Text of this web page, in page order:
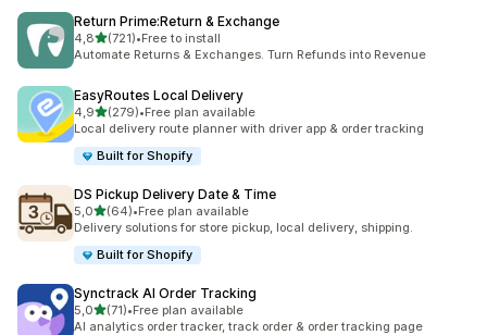
Return Prime:Return & Exchange
4,8de 5 estrelas
(721)
721 total de avaliações
•Free to install
Automate Returns & Exchanges. Turn Refunds into Revenue
EasyRoutes Local Delivery
4,9de 5 estrelas
(279)
279 total de avaliações
•Free plan available
Local delivery route planner with driver app & order tracking
Built for Shopify
DS Pickup Delivery Date & Time
5,0de 5 estrelas
(64)
64 total de avaliações
•Free plan available
Delivery solutions for store pickup, local delivery, shipping.
Built for Shopify
Synctrack AI Order Tracking
5,0de 5 estrelas
(71)
71 total de avaliações
•Free plan available
AI analytics order tracker, track order & order tracking page